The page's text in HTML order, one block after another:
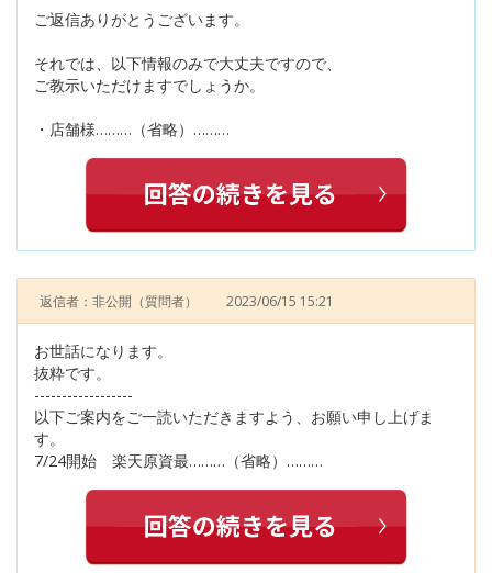
ご返信ありがとうございます。
それでは、以下情報のみで大丈夫ですので、
ご教示いただけますでしょうか。
・店舗様………（省略）………
返信者：非公開 （質問者） 2023/06/15 15:21
お世話になります。
抜粋です。
------------------
以下ご案内をご一読いただきますよう、お願い申し上げま
す。
7/24開始 楽天原資最………（省略）………